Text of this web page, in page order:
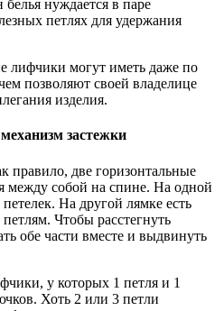
нуждается в паре
петлях для удержания
лифчики могут иметь даже по
позволяют своей владелице
изделия.
застежки
правило, две горизонтальные
между собой на спине. На одной
На другой лямке есть
Чтобы расстегнуть
обе части вместе и выдвинуть
у которых 1 петля и 1
Хоть 2 или 3 петли